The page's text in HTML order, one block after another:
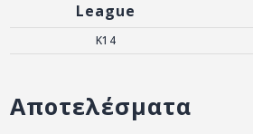
League
K14
Αποτελέσματα